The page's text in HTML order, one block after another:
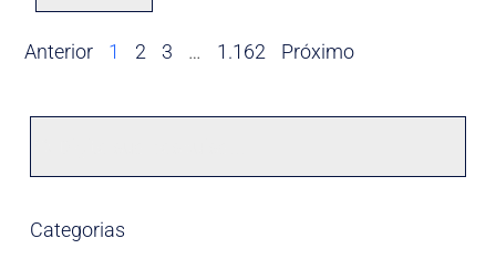
Anterior 1 2 3 … 1.162 Próximo
Categorias